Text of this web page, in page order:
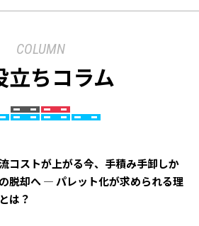
COLUMN
立ちコラム
コストが上がる今、手積み手卸しか
脱却へ ― パレット化が求められる理
は？